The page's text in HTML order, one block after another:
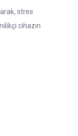
stres
cihazın